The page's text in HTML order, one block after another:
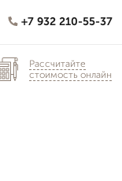
+7 932 210-55-37
Рассчитайте
стоимость онлайн